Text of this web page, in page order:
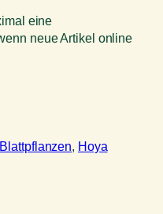
eine
neue Artikel online
Blattpflanzen, Hoya